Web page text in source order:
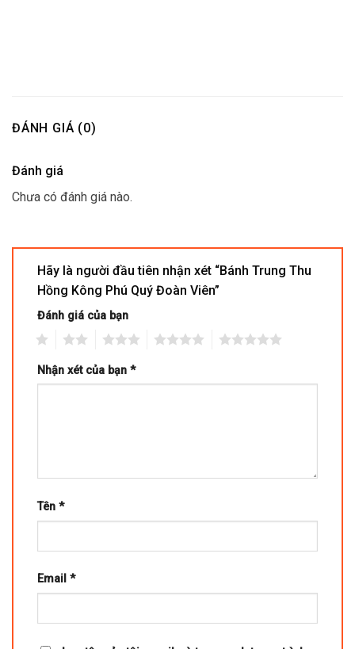
ĐÁNH GIÁ (0)
Đánh giá
Chưa có đánh giá nào.
Hãy là người đầu tiên nhận xét “Bánh Trung Thu
Hồng Kông Phú Quý Đoàn Viên”
Đánh giá của bạn
Nhận xét của bạn *
Tên *
Email *